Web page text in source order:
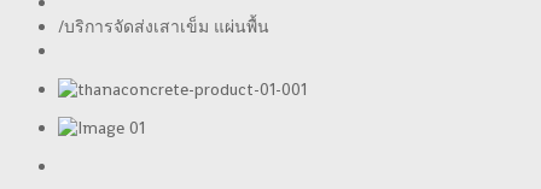
/บริการจัดส่งเสาเข็ม แผ่นพื้น